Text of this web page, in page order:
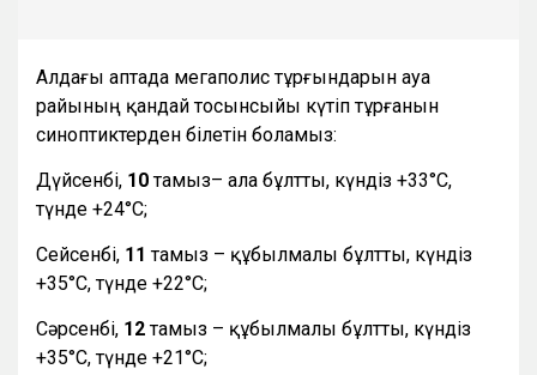
Алдағы аптада мегаполис тұрғындарын ауа
райының қандай тосынсыйы күтіп тұрғанын
синоптиктерден білетін боламыз:
Дүйсенбі, 10тамыз– ала бұлтты, күндіз +33°С,
түнде +24°С;
Сейсенбі, 11тамыз – құбылмалы бұлтты, күндіз
+35°С, түнде +22°С;
Сәрсенбі, 12тамыз – құбылмалы бұлтты, күндіз
+35°С, түнде +21°С;